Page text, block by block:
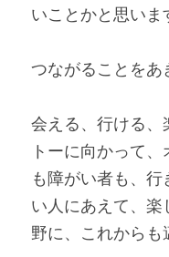
いことかと思いま
つながることをあ
会える、行ける、
トーに向かって
も障がい者も、
い人にあえて、
野に、これからも